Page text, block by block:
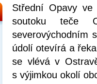
Střední Opavy
soutoku teče
severovýchodním
údolí otevírá a
se vlévá v
s výjimkou okolí